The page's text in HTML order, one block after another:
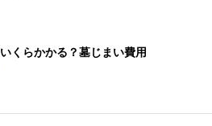
くらかかる？墓じまい費用